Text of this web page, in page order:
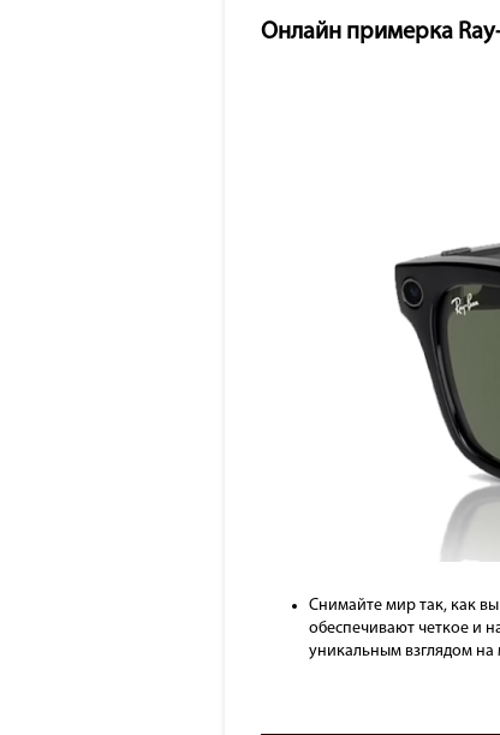
Онлайн примерка
Снимайте мир так, как
обеспечивают четкое и
уникальным взглядом